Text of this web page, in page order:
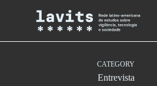
CATEGORY
Entrevista